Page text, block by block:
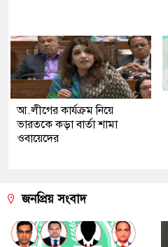
আ.লীগের কার্যক্রম নিয়ে
ভারতকে কড়া বার্তা শামা
ওবায়েদের
জনপ্রিয় সংবাদ